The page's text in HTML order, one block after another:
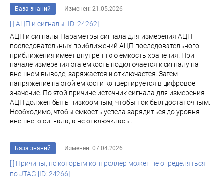
База знаний Изменен: 21.05.2026
[i] АЦП и сигналы [ID: 24262]
АЦП и сигналы Параметры сигнала для измерения АЦП
последовательных приближений АЦП последовательного
приближения имеет внутреннюю ёмкость хранения. При
начале измерения эта емкость подключается к сигналу на
внешнем выводе, заряжается и отключается. Затем
напряжение на этой емкости конвертируется в цифровое
значение. По этой причине источник сигнала для измерения
АЦП должен быть низкоомным, чтобы ток был достаточным.
Необходимо, чтобы емкость успела зарядиться до уровня
внешнего сигнала, а не отключилась...
База знаний Изменен: 07.04.2026
[i] Причины, по которым контроллер может не определяться
по JTAG [ID: 24266]